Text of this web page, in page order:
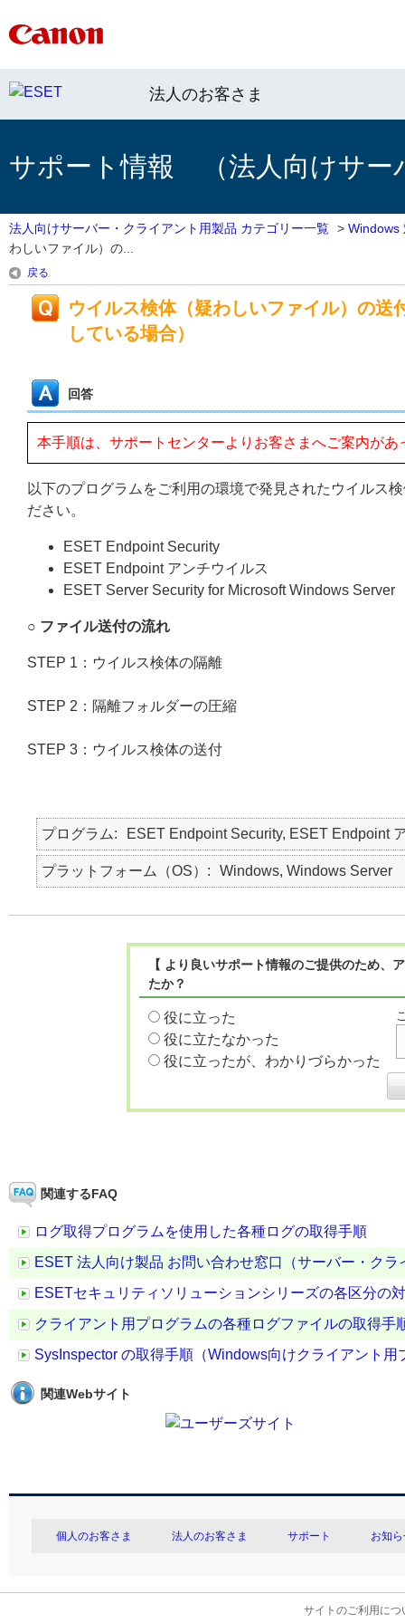
法人のお客さま
サポート情報 （法人向けサー
法人向けサーバー・クライアント用製品 カテゴリー一覧 > Windows
わしいファイル）の...
戻る
ウイルス検体（疑わしいファイル）の
している場合）
回答
本手順は、サポートセンターよりお客さまへご案内が
以下のプログラムをご利用の環境で発見されたウイルス
ださい。
ESET Endpoint Security
ESET Endpoint アンチウイルス
ESET Server Security for Microsoft Windows Server
○ ファイル送付の流れ
STEP 1：ウイルス検体の隔離
STEP 2：隔離フォルダーの圧縮
STEP 3：ウイルス検体の送付
プログラム ESET Endpoint Security, ESET Endpoint
プラットフォーム（OS） Windows, Windows Server
【 より良いサポート情報のご提供のため
たか？
役に立った
役に立たなかった
役に立ったが、わかりづらかった
関連するFAQ
ログ取得プログラムを使用した各種ログの取得手順
ESET 法人向け製品 お問い合わせ窓口（サーバー・クラ
ESETセキュリティソリューションシリーズの各区分の
クライアント用プログラムの各種ログファイルの取得
SysInspector の取得手順（Windows向けクライアント
関連Webサイト
個人のお客さま 法人のお客さま サポート お知
サイトのご利用につ